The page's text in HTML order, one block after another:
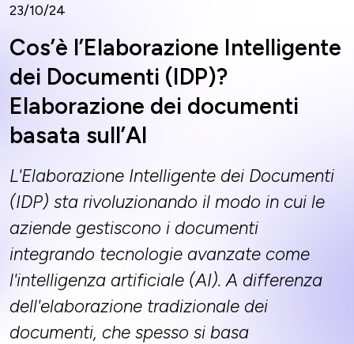
23/10/24
Cos’è l’Elaborazione Intelligente
dei Documenti (IDP)?
Elaborazione dei documenti
basata sull’AI
L'Elaborazione Intelligente dei Documenti
(IDP) sta rivoluzionando il modo in cui le
aziende gestiscono i documenti
integrando tecnologie avanzate come
l'intelligenza artificiale (AI). A differenza
dell'elaborazione tradizionale dei
documenti, che spesso si basa
News
Faq
Contatti